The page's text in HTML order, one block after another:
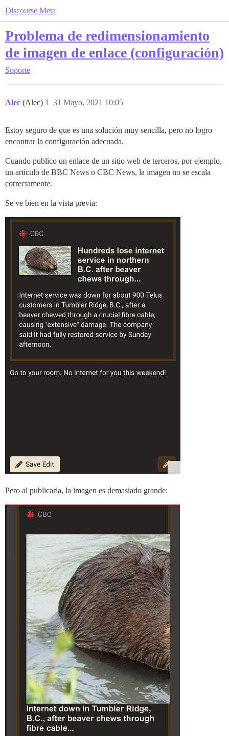
Discourse Meta
Problema de redimensionamiento
de imagen de enlace (configuración)
Soporte
Alec (Alec) 31 Mayo, 2021 10:05
1
Estoy seguro de que es una solución muy sencilla, pero no logro
encontrar la configuración adecuada.
Cuando publico un enlace de un sitio web de terceros, por ejemplo,
un artículo de BBC News o CBC News, la imagen no se escala
correctamente.
Se ve bien en la vista previa:
Pero al publicarla, la imagen es demasiado grande: